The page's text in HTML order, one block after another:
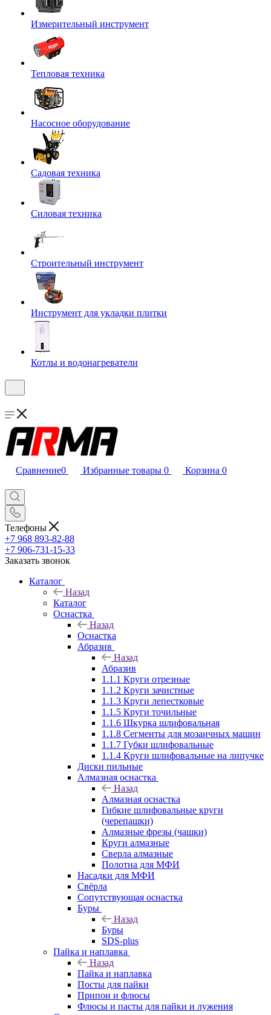
Измерительный инструмент
Тепловая техника
Насосное оборудование
Садовая техника
Силовая техника
Строительный инструмент
Инструмент для укладки плитки
Котлы и водонагреватели
Сравнение0 Избранные товары 0 Корзина 0
Телефоны
+7 968 893-82-88
+7 906-731-15-33
Заказать звонок
Каталог
Назад
Каталог
Оснастка
Назад
Оснастка
Абразив
Назад
Абразив
1.1.1 Круги отрезные
1.1.2 Круги зачистные
1.1.3 Круги лепестковые
1.1.5 Круги точильные
1.1.6 Шкурка шлифовальная
1.1.8 Сегменты для мозаичных машин
1.1.7 Губки шлифовальные
1.1.4 Круги шлифовальные на липучке
Диски пильные
Алмазная оснастка
Назад
Алмазная оснастка
Гибкие шлифовальные круги
(черепашки)
Алмазные фрезы (чашки)
Круги алмазные
Сверла алмазные
Полотна для МФИ
Насадки для МФИ
Свёрла
Сопутствующая оснастка
Буры
Назад
Буры
SDS-plus
Пайка и наплавка
Назад
Пайка и наплавка
Посты для пайки
Припои и флюсы
Флюсы и пасты для пайки и лужения